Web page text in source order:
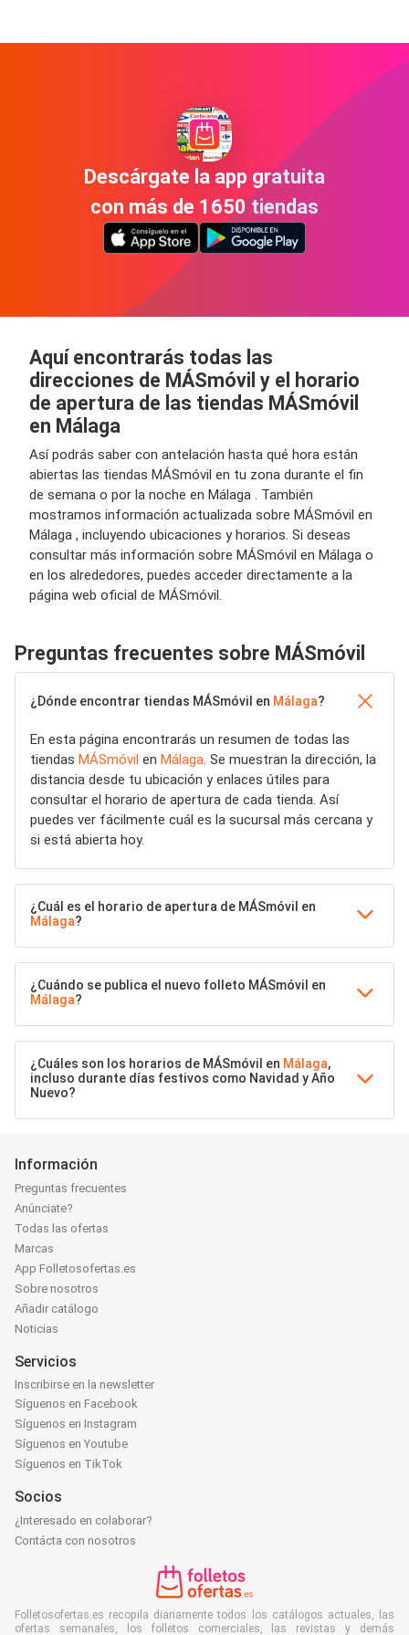
Descárgate la app gratuita
con más de 1650 tiendas
Aquí encontrarás todas las
direcciones de MÁSmóvil y el horario
de apertura de las tiendas MÁSmóvil
en Málaga
Así podrás saber con antelación hasta qué hora están
abiertas las tiendas MÁSmóvil en tu zona durante el fin
de semana o por la noche en Málaga . También
mostramos información actualizada sobre MÁSmóvil en
Málaga , incluyendo ubicaciones y horarios. Si deseas
consultar más información sobre MÁSmóvil en Málaga o
en los alrededores, puedes acceder directamente a la
página web oficial de MÁSmóvil.
Preguntas frecuentes sobre MÁSmóvil
¿Dónde encontrar tiendas MÁSmóvil en Málaga?
En esta página encontrarás un resumen de todas las
tiendas MÁSmóvil en Málaga. Se muestran la dirección, la
distancia desde tu ubicación y enlaces útiles para
consultar el horario de apertura de cada tienda. Así
puedes ver fácilmente cuál es la sucursal más cercana y
si está abierta hoy.
¿Cuál es el horario de apertura de MÁSmóvil en
Málaga?
¿Cuándo se publica el nuevo folleto MÁSmóvil en
Málaga?
¿Cuáles son los horarios de MÁSmóvil en Málaga,
incluso durante días festivos como Navidad y Año
Nuevo?
Información
Preguntas frecuentes
Anúnciate?
Todas las ofertas
Marcas
App Folletosofertas.es
Sobre nosotros
Añadir catálogo
Noticias
Servicios
Inscribirse en la newsletter
Síguenos en Facebook
Síguenos en Instagram
Síguenos en Youtube
Síguenos en TikTok
Socios
¿Interesado en colaborar?
Contácta con nosotros
Folletosofertas.es recopila diariamente todos los catálogos actuales, las
ofertas semanales, los folletos comerciales, las revistas y demás